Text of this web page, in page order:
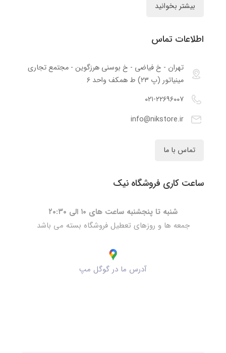
بیشتر بخوانید
اطلاعات تماس
تهران - خ فیاضی - خ بوسنی هرزگوین - مجتمع تجاری
مینیاتور (پ ۲۳) ط همکف واحد ۶
۰۲۱-۲۲۶۹۶۰۰۷
info@nikstore.ir
تماس با ما
ساعت کاری فروشگاه نیک
شنبه تا پنجشنبه ساعت های ۱۰ الی ۲۰:۳۰
جمعه ها و روزهای تعطیل فروشگاه بسته می باشد
آدرس ما در گوگل مپ